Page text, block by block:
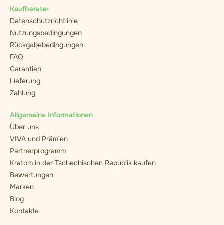
Kaufberater
Datenschutzrichtlinie
Nutzungsbedingungen
Rückgabebedingungen
FAQ
Garantien
Lieferung
Zahlung
Allgemeine Informationen
Über uns
VIVA und Prämien
Partnerprogramm
Kratom in der Tschechischen Republik kaufen
Bewertungen
Marken
Blog
Kontakte